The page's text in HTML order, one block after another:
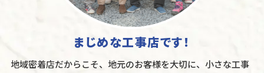
まじめな工事店です！
地域密着店だからこそ、地元のお客様を大切に、小さな工事